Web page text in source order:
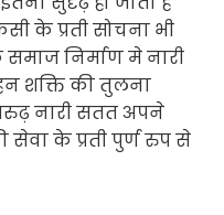
के प्रती सोचना भी
निर्माण मे नारी
शक्ति की तुलना
नारी सतत अपने
सेवा के प्रती पुर्ण रुप से